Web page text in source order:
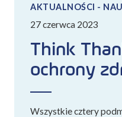
AKTUALNOŚCI -
Think
ochrony
27 czerwca 2023
Wszystkie cztery